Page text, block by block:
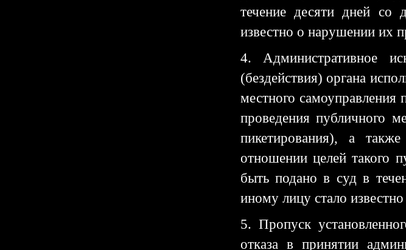
течение десяти дней со
известно о нарушении их
4. Административное
(бездействия) органа
местного самоуправления
проведения публичного
пикетирования), а
отношении целей такого
быть подано в суд в
иному лицу стало
5. Пропуск
отказа в принятии